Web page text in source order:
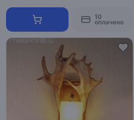
10
оплачено